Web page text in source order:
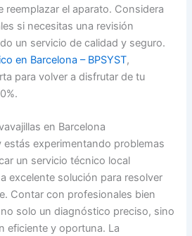
reemplazar el aparato. Considera
si necesitas una revisión
un servicio de calidad y seguro.
en Barcelona – BPSYST,
para volver a disfrutar de tu
en Barcelona
estás experimentando problemas
un servicio técnico local
excelente solución para resolver
Contar con profesionales bien
solo un diagnóstico preciso, sino
eficiente y oportuna. La